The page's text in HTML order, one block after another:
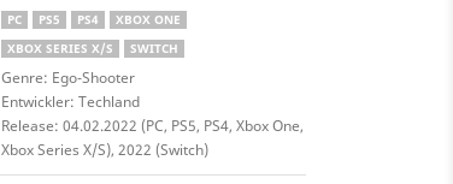
PC PS5 PS4
XBOX ONE
XBOX SERIES X/S
SWITCH
Genre: Ego-Shooter
Entwickler: Techland
Release: 04.02.2022 (PC, PS5, PS4, Xbox One,
Xbox Series X/S), 2022 (Switch)